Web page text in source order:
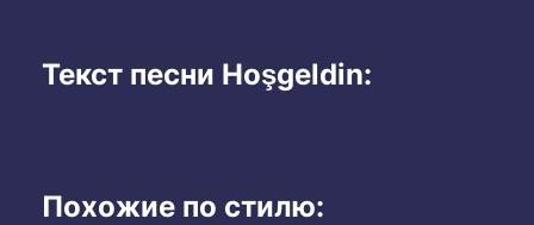
Текст песни Hoşgeldin:
Похожие по стилю: